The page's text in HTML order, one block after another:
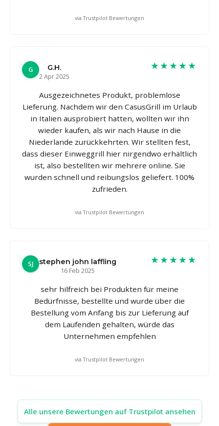
via Trustpilot Bewertungen
G
G.H.
2 Apr 2025
★★★★★
Ausgezeichnetes Produkt, problemlose
Lieferung. Nachdem wir den CasusGrill im Urlaub
in Italien ausprobiert hatten, wollten wir ihn
wieder kaufen, als wir nach Hause in die
Niederlande zurückkehrten. Wir stellten fest,
dass dieser Einweggrill hier nirgendwo erhältlich
ist, also bestellten wir mehrere online. Sie
wurden schnell und reibungslos geliefert. 100%
zufrieden.
via Trustpilot Bewertungen
SJ
stephen john laffling
16 Feb 2025
★★★★★
sehr hilfreich bei Produkten für meine
Bedürfnisse, bestellte und wurde über die
Bestellung vom Anfang bis zur Lieferung auf
dem Laufenden gehalten, würde das
Unternehmen empfehlen
via Trustpilot Bewertungen
Alle unsere Bewertungen auf Trustpilot ansehen